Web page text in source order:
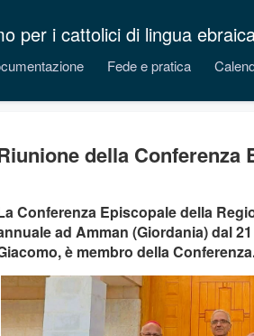
per i cattolici di lingua
Fede e pratica
della Conferenza
Conferenza Episcopale della
ad Amman (Giordania) dal
è membro della